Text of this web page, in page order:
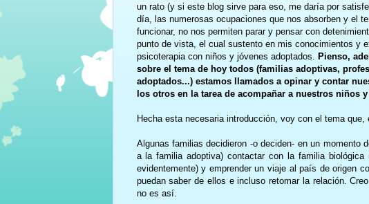
un rato (y si este blog sirve para eso, me daría por
día, las numerosas ocupaciones que nos absorben y el
funcionar, no nos permiten parar y pensar con
punto de vista, el cual sustento en mis conocimientos y
psicoterapia con niños y jóvenes adoptados. Pienso,
sobre el tema de hoy todos (familias adoptivas,
adoptados...) estamos llamados a opinar y contar
los otros en la tarea de acompañar a nuestros niños
Hecha esta necesaria introducción, voy con el tema que,
Algunas familias decidieron -o deciden- en un momento
a la familia adoptiva) contactar con la familia
evidentemente) y emprender un viaje al país de origen
puedan saber de ellos e incluso retomar la relación.
no es así.